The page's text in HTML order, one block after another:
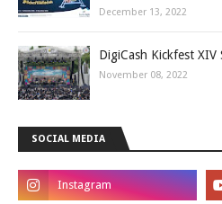
December 13, 2022
DigiCash Kickfest XIV
November 08, 2022
SOCIAL MEDIA